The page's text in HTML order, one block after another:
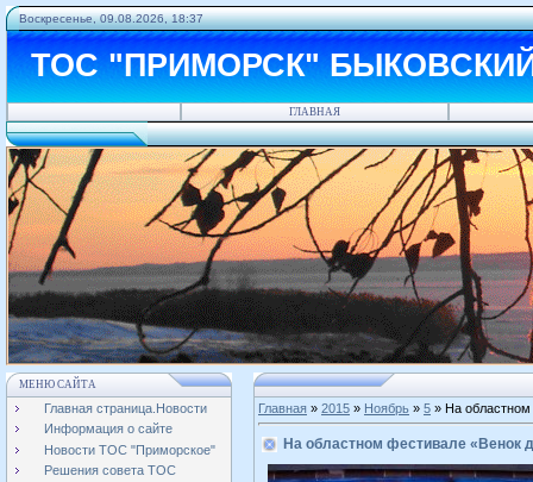
Воскресенье, 09.08.2026, 18:37
ТОС "ПРИМОРСК"
ГЛАВНАЯ
МЕНЮ САЙТА
Главная страница.Новости
Информация о сайте
Новости ТОС "Приморское"
Решения совета ТОС
Главная » 2015 » Ноябрь » 5 » На
На областном фестивале «Венок